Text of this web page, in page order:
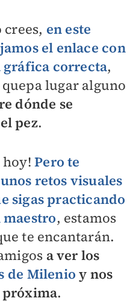
crees, en este
el enlace con
gráfica correcta,
lugar alguno
dónde se
pez.
hoy!Pero te
retos visuales
sigas practicando
maestro, estamos
te encantarán.
a ver los
de Milenio y nos
próxima.